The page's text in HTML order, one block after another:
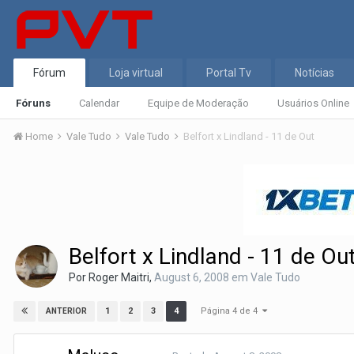
Fórum
Fóruns Calendar Equipe de Moderação Usuários Online
Loja virtual Portal Tv Notícias
Home Vale Tudo Vale Tudo Belfort x Lindland - 11 de Out
Belfort x Lindland - 11 de
Por Roger Maitri, August 6, 2008 em Vale Tudo
ANTERIOR 1 2 3 4 Página 4 de 4